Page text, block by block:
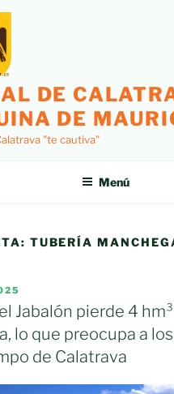
DE
DE
"te cautiva"
Menú
TUBERÍA
Jabalón pierde 4
lo que preocupa a
de Calatrava